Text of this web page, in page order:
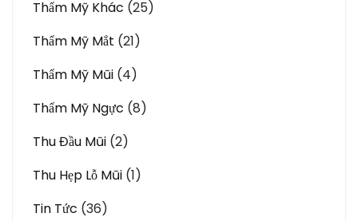
Thẩm Mỹ Khác (25)
Thẩm Mỹ Mắt (21)
Thẩm Mỹ Mũi (4)
Thẩm Mỹ Ngực (8)
Thu Đầu Mũi (2)
Thu Hẹp Lỗ Mũi (1)
Tin Tức (36)